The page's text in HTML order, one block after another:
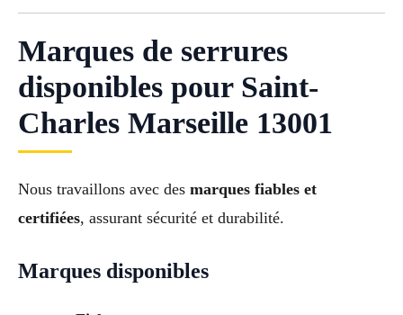
Marques de serrures
disponibles pour Saint-
Charles Marseille 13001
Nous travaillons avec des marques fiables et
certifiées, assurant sécurité et durabilité.
Marques disponibles